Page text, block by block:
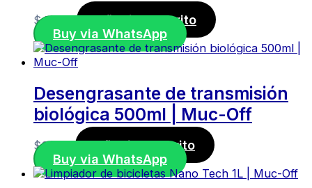
$44,00
Añadir al carrito
Buy via WhatsApp
Desengrasante de transmisión
biológica 500ml | Muc-Off
$26,70
Añadir al carrito
Buy via WhatsApp